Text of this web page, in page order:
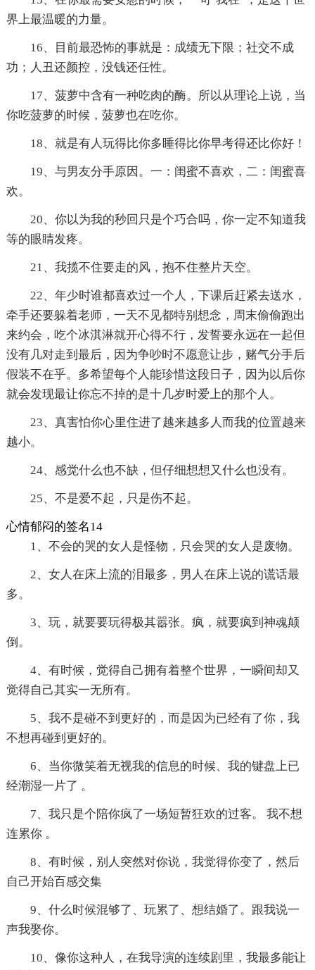
界上最温暖的力量。
16、目前最恐怖的事就是：成绩无下限；社交不成
功；人丑还颜控，没钱还任性。
17、菠萝中含有一种吃肉的酶。所以从理论上说，当
你吃菠萝的时候，菠萝也在吃你。
18、就是有人玩得比你多睡得比你早考得还比你好！
19、与男友分手原因。一：闺蜜不喜欢，二：闺蜜喜
欢。
20、你以为我的秒回只是个巧合吗，你一定不知道我
等的眼睛发疼。
21、我揽不住要走的风，抱不住整片天空。
22、年少时谁都喜欢过一个人，下课后赶紧去送水，
牵手还要躲着老师，一天不见都特别想念，周末偷偷跑出
来约会，吃个冰淇淋就开心得不行，发誓要永远在一起但
没有几对走到最后，因为争吵时不愿意让步，赌气分手后
假装不在乎。多希望每个人能珍惜这段日子，因为以后你
就会发现最让你忘不掉的是十几岁时爱上的那个人。
23、真害怕你心里住进了越来越多人而我的位置越来
越小。
24、感觉什么也不缺，但仔细想想又什么也没有。
25、不是爱不起，只是伤不起。
心情郁闷的签名14
1、不会的哭的女人是怪物，只会哭的女人是废物。
2、女人在床上流的泪最多，男人在床上说的谎话最
多。
3、玩，就要要玩得极其嚣张。疯，就要疯到神魂颠
倒。
4、有时候，觉得自己拥有着整个世界，一瞬间却又
觉得自己其实一无所有。
5、我不是碰不到更好的，而是因为已经有了你，我
不想再碰到更好的。
6、当你微笑着无视我的信息的时候、我的键盘上已
经潮湿一片了 。
7、我只是个陪你疯了一场短暂狂欢的过客。 我不想
连累你 。
8、有时候，别人突然对你说，我觉得你变了，然后
自己开始百感交集
9、什么时候混够了、玩累了、想结婚了。跟我说一
声我娶你。
10、像你这种人，在我导演的连续剧里，我最多能让